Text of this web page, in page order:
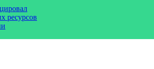
ресурсов